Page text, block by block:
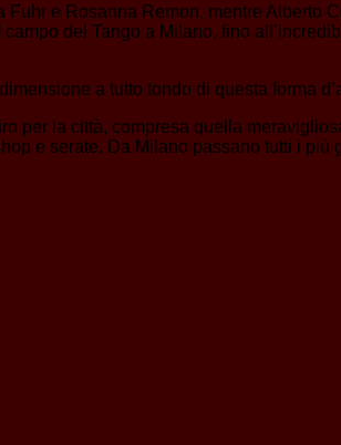
e Rosanna Remon, mentre Alberto
del Tango a Milano, fino
a tutto tondo di questa forma
per la città, compresa quella
e serate. Da Milano passano tutti i più